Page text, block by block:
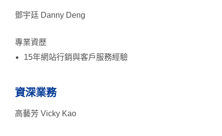
鄧宇廷 Danny Deng
專業資歷
15年網站行銷與客戶服務經驗
資深業務
高藝芳 Vicky Kao